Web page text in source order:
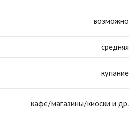
возможно
средняя
купание
кафе/магазины/киоски и др.